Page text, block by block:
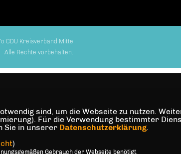
CDU Kreisverband Mitte
Alle Rechte vorbehalten.
sind, um die Webseite zu nutzen.
Für die Verwendung bestimmter
Sie in unserer Datenschutzerklärung.
)
Gebrauch der Webseite benötigt.